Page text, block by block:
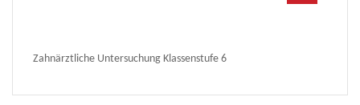
Zahnärztliche Untersuchung Klassenstufe 6